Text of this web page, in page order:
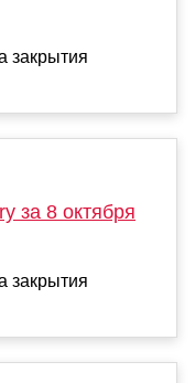
закрытия
за 8 октября
закрытия